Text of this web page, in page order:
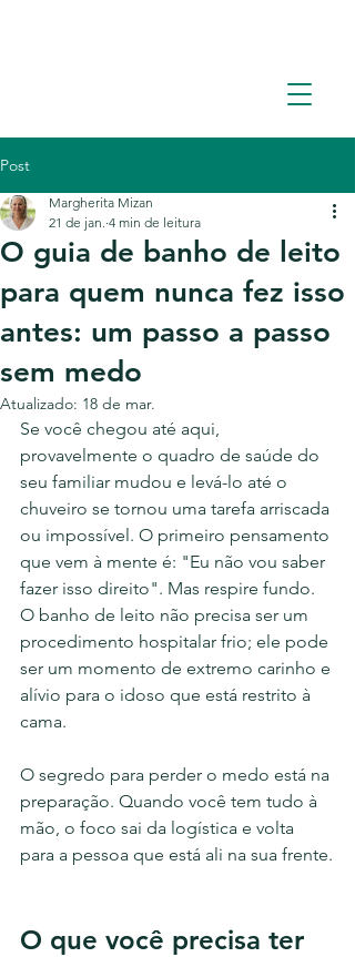
Post
O guia de banho de leito
para quem nunca fez isso
antes: um passo a passo
sem medo
Margherita Mizan
21 de jan. 4 min de leitura
Atualizado: 18 de mar.
Se você chegou até aqui,
provavelmente o quadro de saúde do
seu familiar mudou e levá-lo até o
chuveiro se tornou uma tarefa arriscada
ou impossível. O primeiro pensamento
que vem à mente é: "Eu não vou saber
fazer isso direito". Mas respire fundo.
O banho de leito não precisa ser um
procedimento hospitalar frio; ele pode
ser um momento de extremo carinho e
alívio para o idoso que está restrito à
cama.
O segredo para perder o medo está na
preparação. Quando você tem tudo à
mão, o foco sai da logística e volta
para a pessoa que está ali na sua frente.
O que você precisa ter